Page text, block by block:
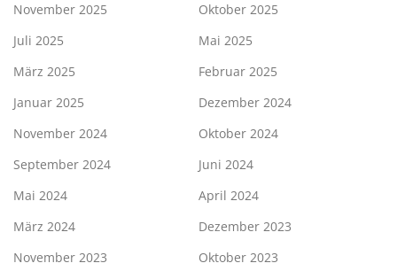
November 2025
Oktober 2025
Juli 2025
Mai 2025
März 2025
Februar 2025
Januar 2025
Dezember 2024
November 2024
Oktober 2024
September 2024
Juni 2024
Mai 2024
April 2024
März 2024
Dezember 2023
November 2023
Oktober 2023